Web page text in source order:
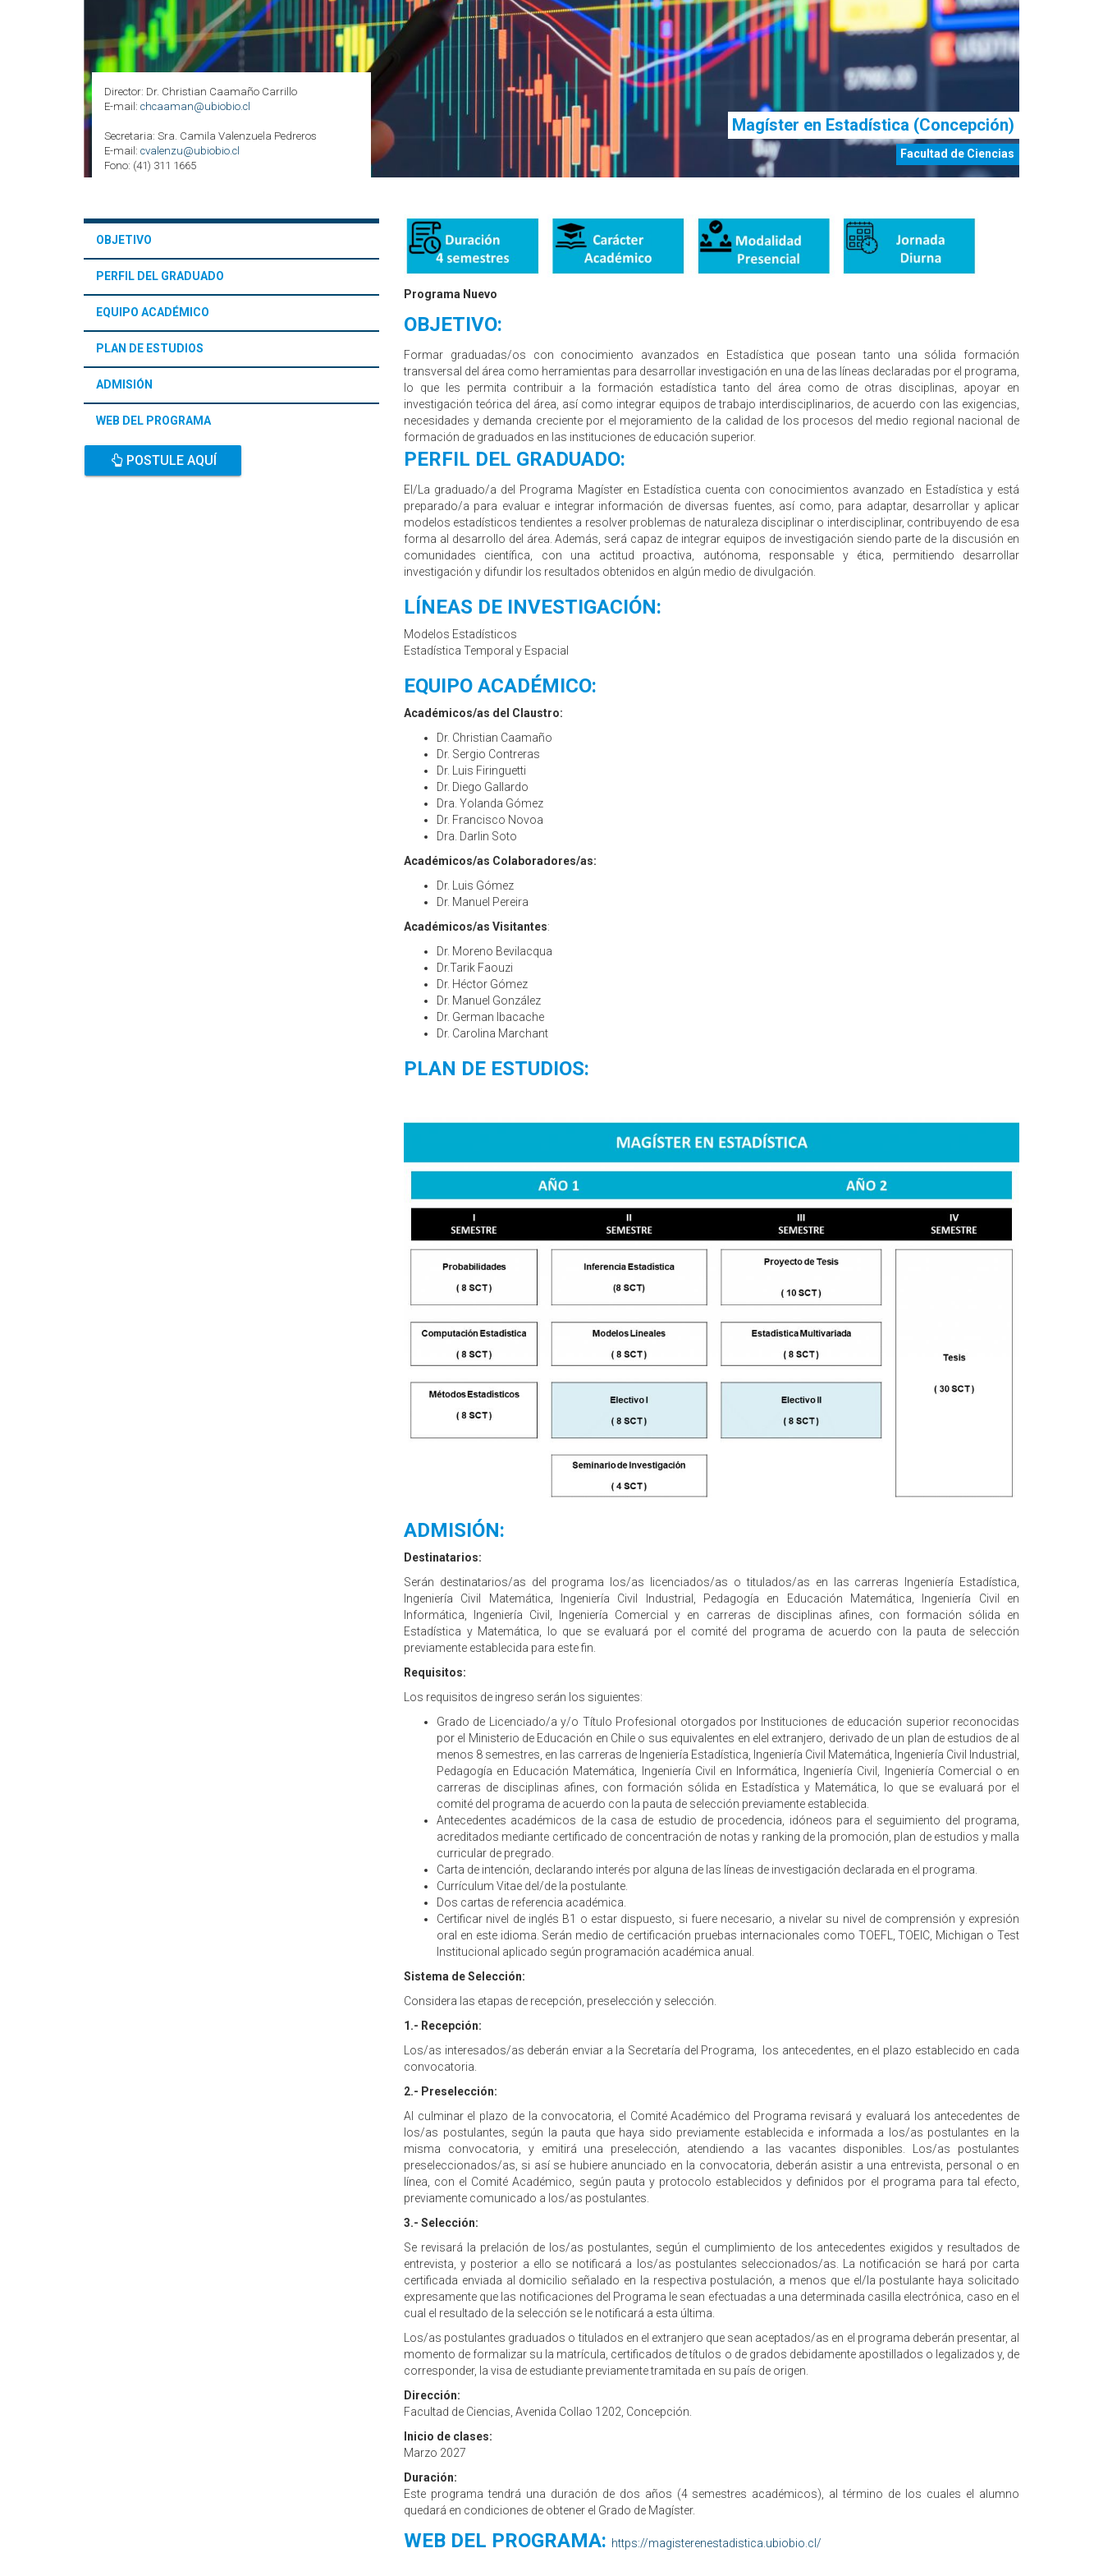
Magíster en Estadística (Concepción)
Facultad de Ciencias
Director: Dr. Christian Caamaño Carrillo
E-mail: chcaaman@ubiobio.cl
Secretaria: Sra. Camila Valenzuela Pedreros
E-mail: cvalenzu@ubiobio.cl
Fono: (41) 311 1665
OBJETIVO
PERFIL DEL GRADUADO
EQUIPO ACADÉMICO
PLAN DE ESTUDIOS
ADMISIÓN
WEB DEL PROGRAMA
POSTULE AQUÍ
Programa Nuevo
OBJETIVO:
Formar graduadas/os con conocimiento avanzados en Estadística que posean tanto una sólida formación
transversal del área como herramientas para desarrollar investigación en una de las líneas declaradas por el programa,
lo que les permita contribuir a la formación estadística tanto del área como de otras disciplinas, apoyar en
investigación teórica del área, así como integrar equipos de trabajo interdisciplinarios, de acuerdo con las exigencias,
necesidades y demanda creciente por el mejoramiento de la calidad de los procesos del medio regional nacional de
formación de graduados en las instituciones de educación superior.
PERFIL DEL GRADUADO:
El/La graduado/a del Programa Magíster en Estadística cuenta con conocimientos avanzado en Estadística y está
preparado/a para evaluar e integrar información de diversas fuentes, así como, para adaptar, desarrollar y aplicar
modelos estadísticos tendientes a resolver problemas de naturaleza disciplinar o interdisciplinar, contribuyendo de esa
forma al desarrollo del área. Además, será capaz de integrar equipos de investigación siendo parte de la discusión en
comunidades científica, con una actitud proactiva, autónoma, responsable y ética, permitiendo desarrollar
investigación y difundir los resultados obtenidos en algún medio de divulgación.
LÍNEAS DE INVESTIGACIÓN:
Modelos Estadísticos
Estadística Temporal y Espacial
EQUIPO ACADÉMICO:
Académicos/as del Claustro:
Dr. Christian Caamaño
Dr. Sergio Contreras
Dr. Luis Firinguetti
Dr. Diego Gallardo
Dra. Yolanda Gómez
Dr. Francisco Novoa
Dra. Darlin Soto
Académicos/as Colaboradores/as:
Dr. Luis Gómez
Dr. Manuel Pereira
Académicos/as Visitantes:
Dr. Moreno Bevilacqua
Dr.Tarik Faouzi
Dr. Héctor Gómez
Dr. Manuel González
Dr. German Ibacache
Dr. Carolina Marchant
PLAN DE ESTUDIOS:
ADMISIÓN:
Destinatarios:
Serán destinatarios/as del programa los/as licenciados/as o titulados/as en las carreras Ingeniería Estadística,
Ingeniería Civil Matemática, Ingeniería Civil Industrial, Pedagogía en Educación Matemática, Ingeniería Civil en
Informática, Ingeniería Civil, Ingeniería Comercial y en carreras de disciplinas afines, con formación sólida en
Estadística y Matemática, lo que se evaluará por el comité del programa de acuerdo con la pauta de selección
previamente establecida para este fin.
Requisitos:
Los requisitos de ingreso serán los siguientes:
Grado de Licenciado/a y/o Título Profesional otorgados por Instituciones de educación superior reconocidas
por el Ministerio de Educación en Chile o sus equivalentes en elel extranjero, derivado de un plan de estudios de al
menos 8 semestres, en las carreras de Ingeniería Estadística, Ingeniería Civil Matemática, Ingeniería Civil Industrial,
Pedagogía en Educación Matemática, Ingeniería Civil en Informática, Ingeniería Civil, Ingeniería Comercial o en
carreras de disciplinas afines, con formación sólida en Estadística y Matemática, lo que se evaluará por el
comité del programa de acuerdo con la pauta de selección previamente establecida.
Antecedentes académicos de la casa de estudio de procedencia, idóneos para el seguimiento del programa,
acreditados mediante certificado de concentración de notas y ranking de la promoción, plan de estudios y malla
curricular de pregrado.
Carta de intención, declarando interés por alguna de las líneas de investigación declarada en el programa.
Currículum Vitae del/de la postulante.
Dos cartas de referencia académica.
Certificar nivel de inglés B1 o estar dispuesto, si fuere necesario, a nivelar su nivel de comprensión y expresión
oral en este idioma. Serán medio de certificación pruebas internacionales como TOEFL, TOEIC, Michigan o Test
Institucional aplicado según programación académica anual.
Sistema de Selección:
Considera las etapas de recepción, preselección y selección.
1.- Recepción:
Los/as interesados/as deberán enviar a la Secretaría del Programa, los antecedentes, en el plazo establecido en cada
convocatoria.
2.- Preselección:
Al culminar el plazo de la convocatoria, el Comité Académico del Programa revisará y evaluará los antecedentes de
los/as postulantes, según la pauta que haya sido previamente establecida e informada a los/as postulantes en la
misma convocatoria, y emitirá una preselección, atendiendo a las vacantes disponibles. Los/as postulantes
preseleccionados/as, si así se hubiere anunciado en la convocatoria, deberán asistir a una entrevista, personal o en
línea, con el Comité Académico, según pauta y protocolo establecidos y definidos por el programa para tal efecto,
previamente comunicado a los/as postulantes.
3.- Selección:
Se revisará la prelación de los/as postulantes, según el cumplimiento de los antecedentes exigidos y resultados de
entrevista, y posterior a ello se notificará a los/as postulantes seleccionados/as. La notificación se hará por carta
certificada enviada al domicilio señalado en la respectiva postulación, a menos que el/la postulante haya solicitado
expresamente que las notificaciones del Programa le sean efectuadas a una determinada casilla electrónica, caso en el
cual el resultado de la selección se le notificará a esta última.
Los/as postulantes graduados o titulados en el extranjero que sean aceptados/as en el programa deberán presentar, al
momento de formalizar su la matrícula, certificados de títulos o de grados debidamente apostillados o legalizados y, de
corresponder, la visa de estudiante previamente tramitada en su país de origen.
Dirección:
Facultad de Ciencias, Avenida Collao 1202, Concepción.
Inicio de clases:
Marzo 2027
Duración:
Este programa tendrá una duración de dos años (4 semestres académicos), al término de los cuales el alumno
quedará en condiciones de obtener el Grado de Magíster.
WEB DEL PROGRAMA: https://magisterenestadistica.ubiobio.cl/